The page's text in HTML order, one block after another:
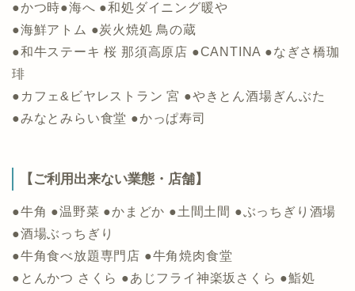
●かつ時●海へ ●和処ダイニング暖や
●海鮮アトム ●炭火焼処 鳥の蔵
●和牛ステーキ 桜 那須高原店 ●CANTINA ●なぎさ橋珈
琲
●カフェ&ビヤレストラン 宮 ●やきとん酒場ぎんぶた
●みなとみらい食堂 ●かっぱ寿司
【ご利用出来ない業態・店舗】
●牛角 ●温野菜 ●かまどか ●土間土間 ●ぶっちぎり酒場
●酒場ぶっちぎり
●牛角食べ放題専門店 ●牛角焼肉食堂
●とんかつ さくら ●あじフライ神楽坂さくら ●鮨処